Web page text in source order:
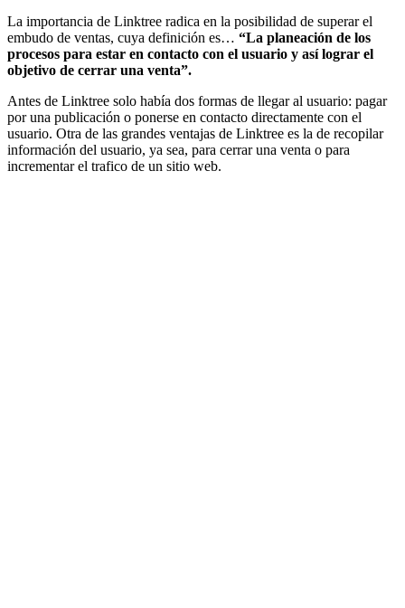
La importancia de Linktree radica en la posibilidad de superar el
embudo de ventas, cuya definición es… “La planeación de los
procesos para estar en contacto con el usuario y así lograr el
objetivo de cerrar una venta”.
Antes de Linktree solo había dos formas de llegar al usuario: pagar
por una publicación o ponerse en contacto directamente con el
usuario. Otra de las grandes ventajas de Linktree es la de recopilar
información del usuario, ya sea, para cerrar una venta o para
incrementar el trafico de un sitio web.